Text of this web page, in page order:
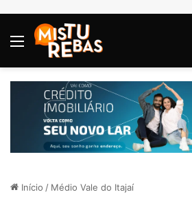
Menu
Início / Médio Vale do Itajaí